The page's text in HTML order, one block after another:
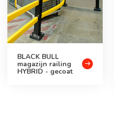
BLACK BULL
magazijn railing
HYBRID - gecoat